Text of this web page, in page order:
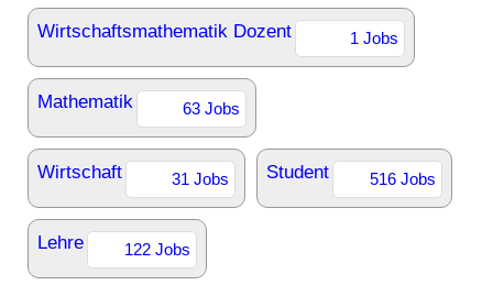
Wirtschaftsmathematik Dozent 1 Jobs
Mathematik 63 Jobs
Wirtschaft 31 Jobs Student 516 Jobs
Lehre 122 Jobs